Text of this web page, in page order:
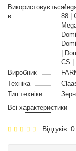
Використовується
в
88 |
|
CS |
Виробник
Техніка
Тип техніки
Всі характеристики
Відгуків: 0